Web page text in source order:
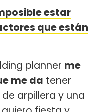
estar
que están
planner me
me da tener
arpillera y una